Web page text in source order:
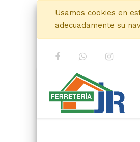
Usamos cookies en
adecuadamente su